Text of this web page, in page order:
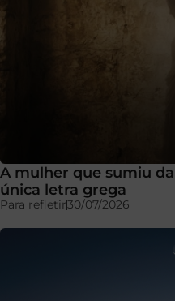
A mulher que sumiu
única letra grega
Para refletir30/07/2026